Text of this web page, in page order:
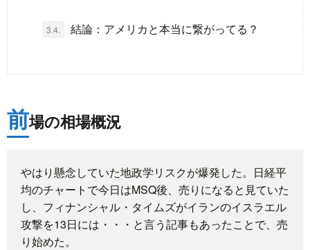
3.4. 結論：アメリカと本当に繋がってる？
前場の相場概況
やはり懸念していた地政学リスクが爆発した。日経平
均のチャートで今日はMSQ後、売りになると見ていた
し、フィナンシャル・タイムズがイランのイスラエル
攻撃を13日には・・・と言う記事もあったことで、売
り始めた。